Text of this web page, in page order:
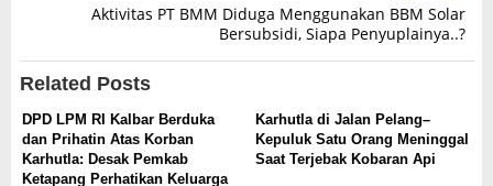
Aktivitas PT BMM Diduga Menggunakan BBM Solar
Bersubsidi, Siapa Penyuplainya..?
Related Posts
DPD LPM RI Kalbar Berduka
dan Prihatin Atas Korban
Karhutla: Desak Pemkab
Ketapang Perhatikan Keluarga
Karhutla di Jalan Pelang–
Kepuluk Satu Orang Meninggal
Saat Terjebak Kobaran Api